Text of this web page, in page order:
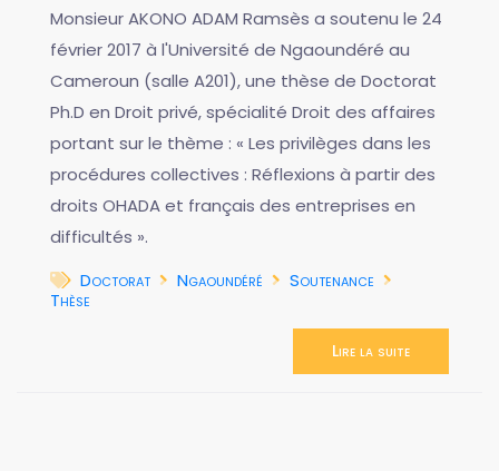
Monsieur AKONO ADAM Ramsès a soutenu le 24
février 2017 à l'Université de Ngaoundéré au
Cameroun (salle A201), une thèse de Doctorat
Ph.D en Droit privé, spécialité Droit des affaires
portant sur le thème : « Les privilèges dans les
procédures collectives : Réflexions à partir des
droits OHADA et français des entreprises en
difficultés ».
Doctorat
Ngaoundéré
Soutenance
Thèse
Lire la suite